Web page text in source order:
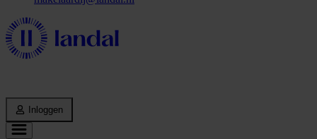
Inloggen